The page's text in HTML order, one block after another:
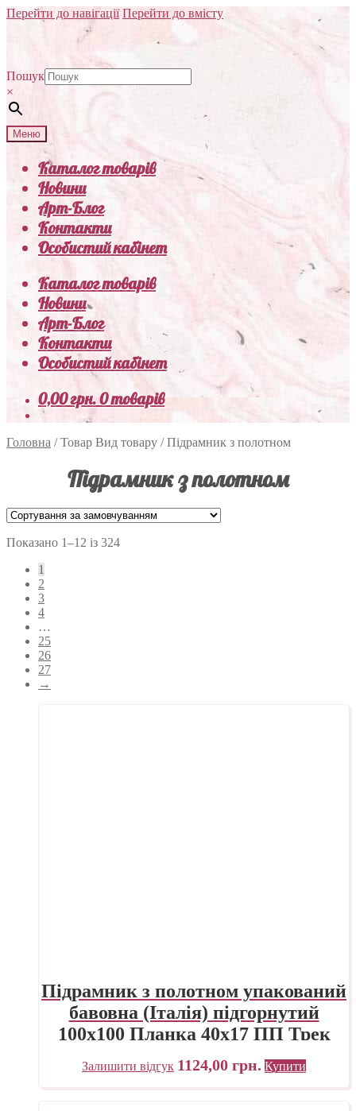
Перейти до навігації Перейти до вмісту
Пошук
×
Меню
Каталог товарів
Новини
Арт-Блог
Контакти
Особистий кабінет
Каталог товарів
Новини
Арт-Блог
Контакти
Особистий кабінет
0,00грн.0 товарів
Головна /Товар Вид товару /Підрамник з полотном
Підрамник з полотном
Показано 1–12 із 324
1
2
3
4
…
25
26
27
→
Підрамник з полотном упакований
бавовна (Італія) підгорнутий
100х100 Планка 40х17 ПП Трек
Україна
Залишити відгук 1124,00 грн. Купити